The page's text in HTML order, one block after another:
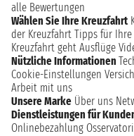
alle Bewertungen
Wählen Sie Ihre Kreuzfahrt
der Kreuzfahrt Tipps für
Kreuzfahrt geht Ausflüge
Nützliche Informationen
Cookie-Einstellungen
Arbeit mit uns
Unsere Marke Über uns
Dienstleistungen für
Onlinebezahlung